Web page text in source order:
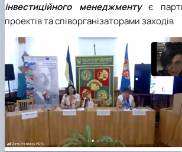
інвестиційного менеджменту є
проектів та співорганізаторами заходів